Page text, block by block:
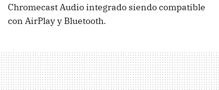
Chromecast Audio integrado siendo compatible
con AirPlay y Bluetooth.